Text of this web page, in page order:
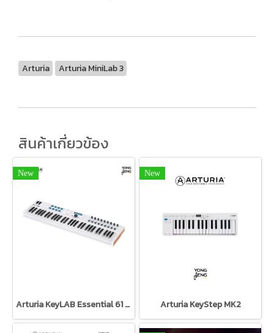
Arturia Arturia MiniLab 3
สินค้าเกี่ยวข้อง
New
Arturia KeyLAB Essential 61 Black Edition Arturia
New
Arturia KeyStep MK2